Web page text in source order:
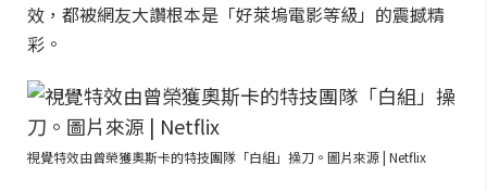
效，都被網友大讚根本是「好萊塢電影等級」的震撼精
彩。
視覺特效由曾榮獲奧斯卡的特技團隊「白組」操刀。圖片來源 | Netflix